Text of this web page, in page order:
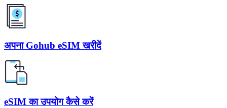
अपना Gohub eSIM खरीदें
eSIM का उपयोग कैसे करें